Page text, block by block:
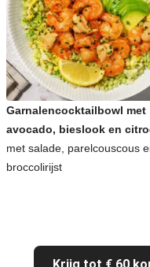
Garnalencocktailbowl met
avocado, bieslook en
met salade, parelcouscous
broccolirijst